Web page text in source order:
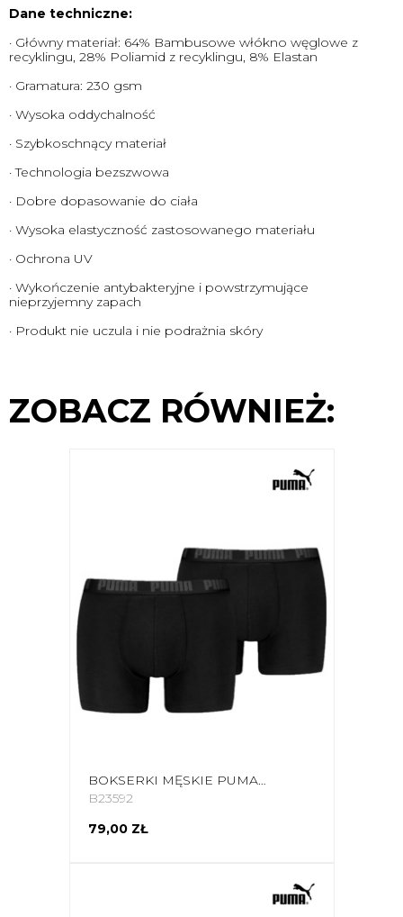
Dane techniczne:
· Główny materiał: 64% Bambusowe włókno węglowe z
recyklingu, 28% Poliamid z recyklingu, 8% Elastan
· Gramatura: 230 gsm
· Wysoka oddychalność
· Szybkoschnący materiał
· Technologia bezszwowa
· Dobre dopasowanie do ciała
· Wysoka elastyczność zastosowanego materiału
· Ochrona UV
· Wykończenie antybakteryjne i powstrzymujące
nieprzyjemny zapach
· Produkt nie uczula i nie podrażnia skóry
ZOBACZ RÓWNIEŻ:
BOKSERKI MĘSKIE PUMA EVERYDAY BASIC 2P CZARNE 938320 02
B23592
79,00 ZŁ